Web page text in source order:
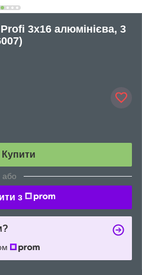
3x16 алюмінієва, 3
Купити
або
з